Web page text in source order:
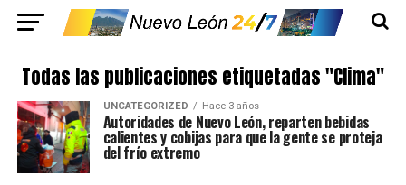
Todas las publicaciones etiquetadas "Clima"
UNCATEGORIZED Hace 3 años
Autoridades de Nuevo León, reparten bebidas
calientes y cobijas para que la gente se proteja
del frío extremo